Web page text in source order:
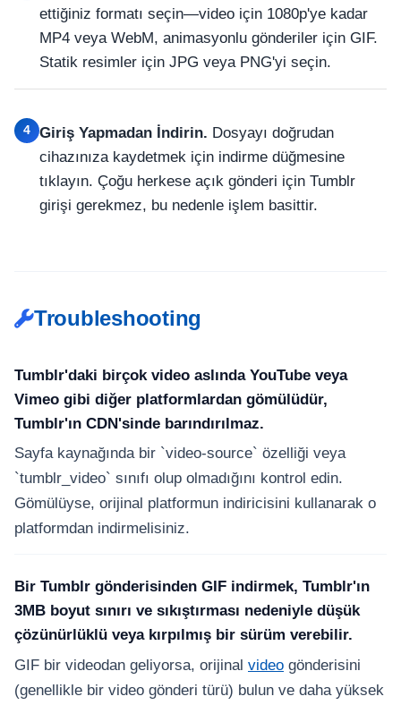
ettiğiniz formatı seçin—video için 1080p'ye kadar
MP4 veya WebM, animasyonlu gönderiler için GIF.
Statik resimler için JPG veya PNG'yi seçin.
4 Giriş Yapmadan İndirin. Dosyayı doğrudan
cihazınıza kaydetmek için indirme düğmesine
tıklayın. Çoğu herkese açık gönderi için Tumblr
girişi gerekmez, bu nedenle işlem basittir.
Troubleshooting
Tumblr'daki birçok video aslında YouTube veya
Vimeo gibi diğer platformlardan gömülüdür,
Tumblr'ın CDN'sinde barındırılmaz.
Sayfa kaynağında bir `video-source` özelliği veya
`tumblr_video` sınıfı olup olmadığını kontrol edin.
Gömülüyse, orijinal platformun indiricisini kullanarak o
platformdan indirmelisiniz.
Bir Tumblr gönderisinden GIF indirmek, Tumblr'ın
3MB boyut sınırı ve sıkıştırması nedeniyle düşük
çözünürlüklü veya kırpılmış bir sürüm verebilir.
GIF bir videodan geliyorsa, orijinal video gönderisini
(genellikle bir video gönderi türü) bulun ve daha yüksek